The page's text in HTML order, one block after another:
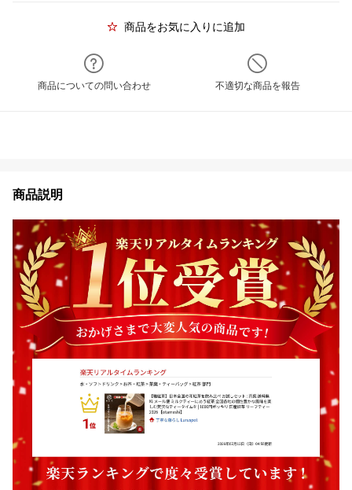
商品をお気に入りに追加
商品についての問い合わせ 不適切な商品を報告
商品説明